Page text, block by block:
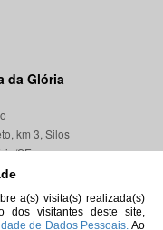
a(s) visita(s) realizada(s)
dos visitantes deste site,
de Dados Pessoais. Ao
da Glória
km 3, Silos
SE